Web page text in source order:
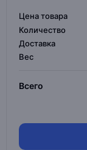
Цена товара
Количество
Доставка
Вес
Всего